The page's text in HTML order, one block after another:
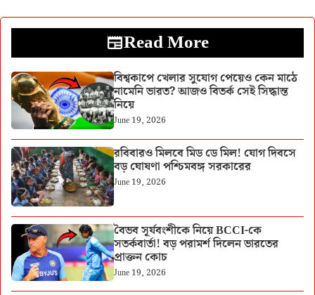
Read More
বিশ্বকাপে খেলার সুযোগ পেয়েও কেন মাঠে
নামেনি ভারত? আজও বিতর্ক সেই সিদ্ধান্ত
নিয়ে
June 19, 2026
রবিবারও মিলবে মিড ডে মিল! যোগ দিবসে
বড় ঘোষণা পশ্চিমবঙ্গ সরকারের
June 19, 2026
বৈভব সূর্যবংশীকে নিয়ে BCCI-কে
সতর্কবার্তা! বড় পরামর্শ দিলেন ভারতের
প্রাক্তন কোচ
June 19, 2026